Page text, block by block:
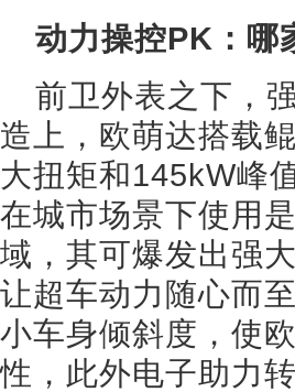
动力操控PK：哪
前卫外表之下，
造上，欧萌达搭载
大扭矩和145kW峰
在城市场景下使用
域，其可爆发出强
让超车动力随心而
小车身倾斜度，使
性，此外电子助力